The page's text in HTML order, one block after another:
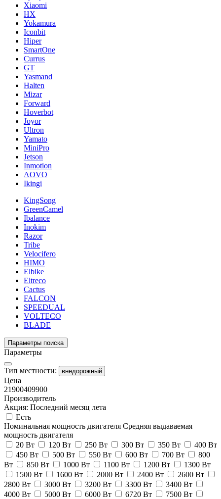
Xiaomi
HX
Yokamura
Iconbit
Hiper
SmartOne
Currus
GT
Yasmand
Halten
Mizar
Forward
Hoverbot
Joyor
Ultron
Yamato
MiniPro
Jetson
Inmotion
AOVO
Ikingi
KingSong
GreenCamel
Ibalance
Inokim
Razor
Tribe
Velocifero
HIMO
Elbike
Eltreco
Cactus
FALCON
SPEEDUAL
VOLTECO
BLADE
Параметры поиска
Параметры
Тип местности: внедорожный
Цена
21900409900
Производитель
Акция: Последний месяц лета
Есть
Номинальная мощность двигателя Средняя выдаваемая
мощность двигателя
20 Вт
120 Вт 250 Вт 300 Вт 350 Вт
400 Вт
450 Вт
500 Вт 550 Вт 600 Вт 700 Вт
800
Вт
850 Вт 1000 Вт 1100 Вт 1200 Вт
1300 Вт
1500 Вт
1600 Вт 2000 Вт 2400 Вт
2600 Вт
2800 Вт
3000 Вт 3200 Вт 3300 Вт
3400 Вт
4000 Вт
5000 Вт 6000 Вт 6720 Вт
7500 Вт